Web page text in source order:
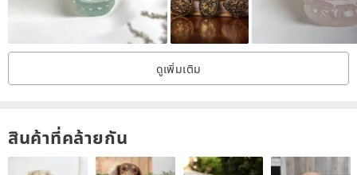
ดูเพิ่มเติม
สินค้าที่คล้ายกัน